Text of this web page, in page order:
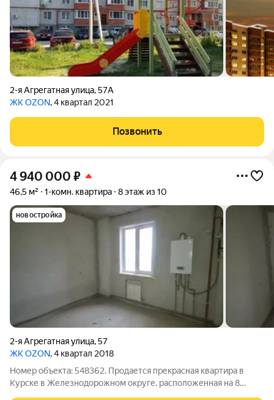
2-я Агрегатная улица,57А
ЖК OZON, 4 квартал 2021
Позвонить
4 940 000 ₽
46,5 м² 1-комн. квартира 8 этаж из 10
новостройка
2-я Агрегатная улица,57
ЖК OZON, 4 квартал 2018
Номер объекта: 548362. Продается прекрасная квартира в
Курске в Железнодорожном округе, расположенная на 8